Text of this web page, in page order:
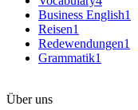
Business English1
Reisen1
Redewendungen1
Grammatik1
Über uns